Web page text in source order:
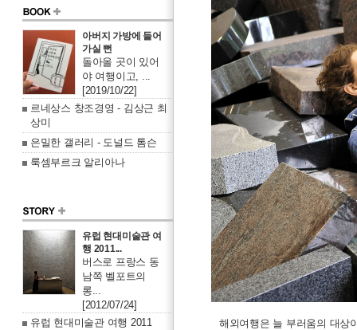
아버지 가방에 들어
가실 뻔
돌아올 곳이 있어
야 여행이고, ...
[2019/10/22]
르네상스 창조경영 - 김상근 최
상미
은밀한 갤러리 - 도널드 톰슨
룩셈부르크 알리아나
유럽 현대미술관 여
행 2011...
버스로 프랑스 동
남쪽 벨포트의
롱...
[2012/07/24]
유럽 현대미술관 여행 2011
해외여행은 늘 부러움의 대상